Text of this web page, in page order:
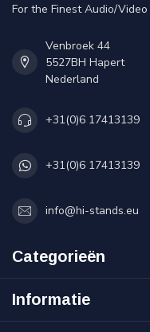
For the Finest Audio/Video
Venbroek 44
5527BH Hapert
Nederland
+31(0)6 17413139
+31(0)6 17413139
info@hi-stands.eu
Categorieën
Informatie